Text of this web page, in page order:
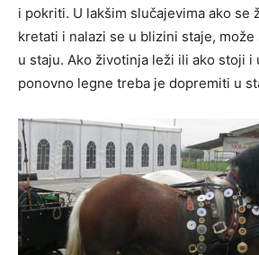
i pokriti. U lakšim slučajevima ako se
kretati i nalazi se u blizini staje,
u staju. Ako životinja leži ili ako stoji i
ponovno legne treba je dopremiti u